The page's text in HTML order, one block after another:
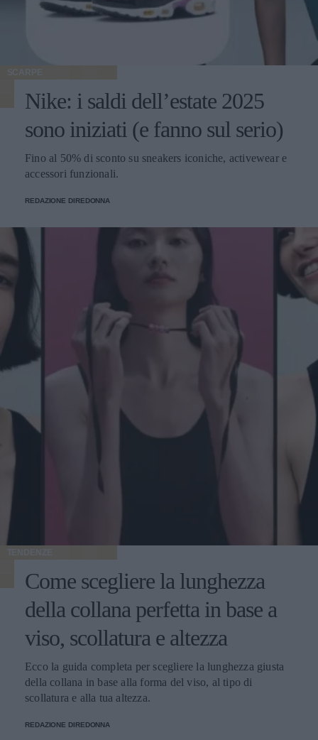
SCARPE
Nike: i saldi dell’estate 2025
sono iniziati (e fanno sul serio)
Fino al 50% di sconto su sneakers iconiche, activewear e
accessori funzionali.
REDAZIONE DIREDONNA
TENDENZE
Come scegliere la lunghezza
della collana perfetta in base a
viso, scollatura e altezza
Ecco la guida completa per scegliere la lunghezza giusta
della collana in base alla forma del viso, al tipo di
scollatura e alla tua altezza.
REDAZIONE DIREDONNA